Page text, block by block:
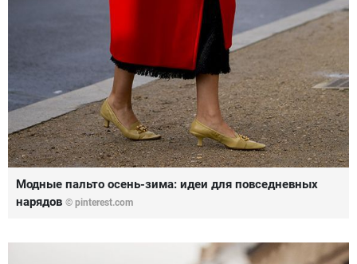
Модные пальто осень-зима: идеи для повседневных
нарядов © pinterest.com